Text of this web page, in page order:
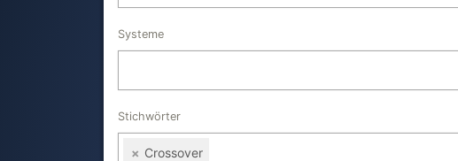
Systeme
Stichwörter
× Crossover